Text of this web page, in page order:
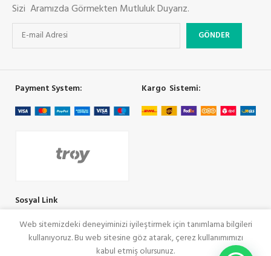
Sizi Aramızda Görmekten Mutluluk Duyarız.
Payment System: Kargo Sistemi:
Sosyal Link
SeoRey Tarafından Yapılmıştır. Tüm Hakları Saklıdır
Web sitemizdeki deneyiminizi iyileştirmek için tanımlama bilgileri
kullanıyoruz. Bu web sitesine göz atarak, çerez kullanımımızı
kabul etmiş olursunuz.